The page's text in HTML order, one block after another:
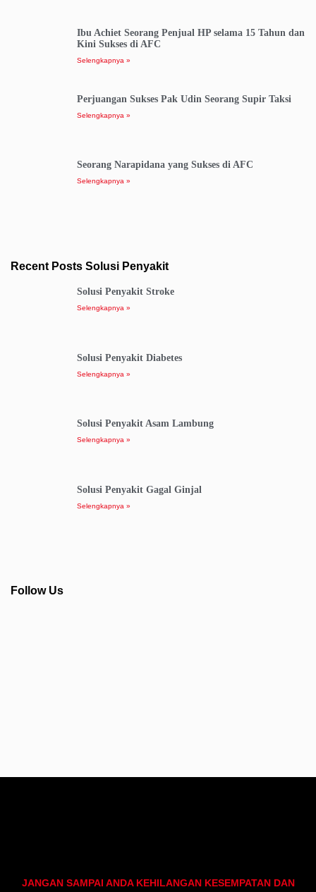
Ibu Achiet Seorang Penjual HP selama 15 Tahun dan
Kini Sukses di AFC
Selengkapnya »
Perjuangan Sukses Pak Udin Seorang Supir Taksi
Selengkapnya »
Seorang Narapidana yang Sukses di AFC
Selengkapnya »
Recent Posts Solusi Penyakit
Solusi Penyakit Stroke
Selengkapnya »
Solusi Penyakit Diabetes
Selengkapnya »
Solusi Penyakit Asam Lambung
Selengkapnya »
Solusi Penyakit Gagal Ginjal
Selengkapnya »
Follow Us
JANGAN SAMPAI ANDA KEHILANGAN KESEMPATAN DAN